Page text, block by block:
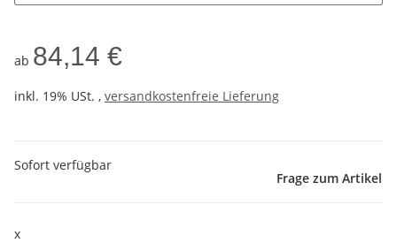
ab 84,14 €
inkl. 19% USt. , versandkostenfreie Lieferung
Sofort verfügbar
Frage zum Artikel
x